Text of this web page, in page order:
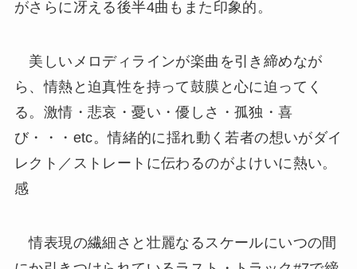
がさらに冴える後半4曲もまた印象的。
美しいメロディラインが楽曲を引き締めなが
ら、情熱と迫真性を持って鼓膜と心に迫ってく
る。激情・悲哀・憂い・優しさ・孤独・喜
び・・・etc。情緒的に揺れ動く若者の想いがダイ
レクト／ストレートに伝わるのがよけいに熱い。
感
情表現の繊細さと壮麗なるスケールにいつの間